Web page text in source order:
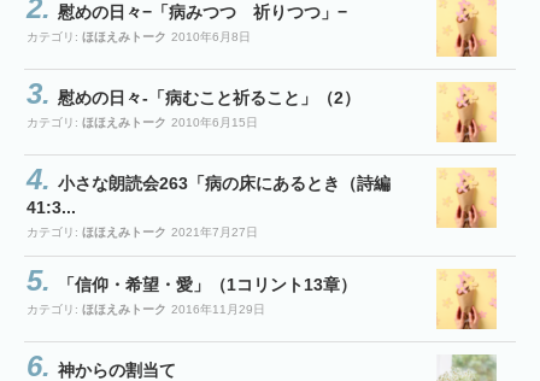
慰めの日々−「病みつつ 祈りつつ」−
カテゴリ: ほほえみトーク 2010年6月8日
慰めの日々-「病むこと祈ること」（2）
カテゴリ: ほほえみトーク 2010年6月15日
小さな朗読会263「病の床にあるとき（詩編
41:3...
カテゴリ: ほほえみトーク 2021年7月27日
「信仰・希望・愛」（1コリント13章）
カテゴリ: ほほえみトーク 2016年11月29日
神からの割当て